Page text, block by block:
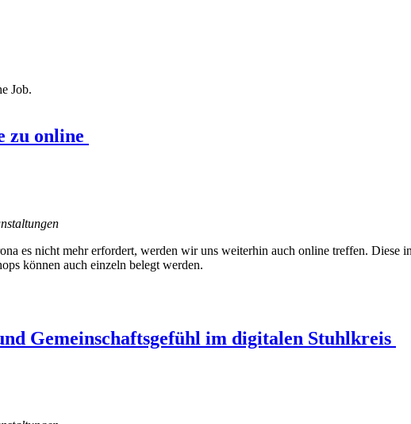
Job.
zu online
es nicht mehr erfordert, werden wir uns weiterhin auch online treffen. Diese
können auch einzeln belegt werden.
Gemeinschaftsgefühl im digitalen Stuhlkreis